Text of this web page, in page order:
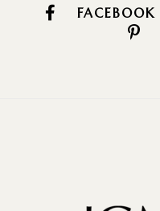
FACEBOOK